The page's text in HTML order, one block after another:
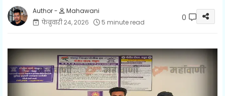
Mahawani
फेब्रुवारी २४, २०२६
5 minute read 0